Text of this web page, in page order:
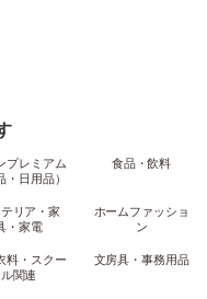
プレミアム
・日用品）
食品・飲料
リア・家
・家電
ホームファッショ
ン
料・スクー
ル関連
文房具・事務用品